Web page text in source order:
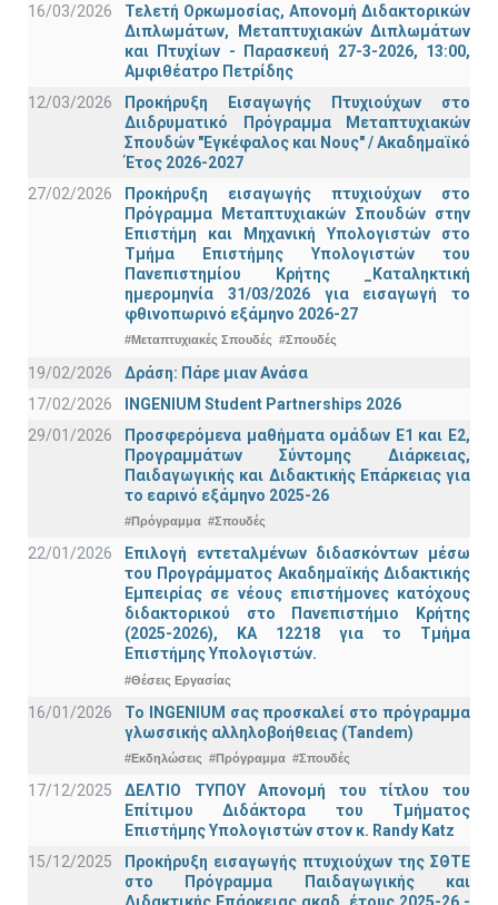
16/03/2026
Τελετή Ορκωμοσίας, Απονομή Διδακτορικών
Διπλωμάτων, Μεταπτυχιακών Διπλωμάτων
και Πτυχίων - Παρασκευή 27-3-2026, 13:00,
Αμφιθέατρο Πετρίδης
12/03/2026
Προκήρυξη Εισαγωγής Πτυχιούχων στο
Διιδρυματικό Πρόγραμμα Μεταπτυχιακών
Σπουδών "Εγκέφαλος και Νους" / Ακαδημαϊκό
Έτος 2026-2027
27/02/2026
Προκήρυξη εισαγωγής πτυχιούχων στo
Πρόγραμμα Μεταπτυχιακών Σπουδών στην
Επιστήμη και Μηχανική Υπολογιστών στο
Τμήμα Eπιστήμης Υπολογιστών του
Πανεπιστημίου Κρήτης _Καταληκτική
ημερομηνία 31/03/2026 για εισαγωγή το
φθινοπωρινό εξάμηνο 2026-27
#Μεταπτυχιακές Σπουδές #Σπουδές
19/02/2026
Δράση: Πάρε μιαν Ανάσα
17/02/2026
INGENIUM Student Partnerships 2026
29/01/2026
Προσφερόμενα μαθήματα ομάδων Ε1 και Ε2,
Προγραμμάτων Σύντομης Διάρκειας,
Παιδαγωγικής και Διδακτικής Επάρκειας για
το εαρινό εξάμηνο 2025-26
#Πρόγραμμα #Σπουδές
22/01/2026
Επιλογή εντεταλμένων διδασκόντων μέσω
του Προγράμματος Ακαδημαϊκής Διδακτικής
Εμπειρίας σε νέους επιστήμονες κατόχους
διδακτορικού στο Πανεπιστήμιο Κρήτης
(2025-2026), ΚΑ 12218 για το Τμήμα
Επιστήμης Υπολογιστών.
#Θέσεις Εργασίας
16/01/2026
Το INGENIUM σας προσκαλεί στο πρόγραμμα
γλωσσικής αλληλοβοήθειας (Tandem)
#Εκδηλώσεις #Πρόγραμμα #Σπουδές
17/12/2025
ΔΕΛΤΙΟ ΤΥΠΟΥ Απονομή του τίτλου του
Επίτιμου Διδάκτορα του Τμήματος
Επιστήμης Υπολογιστών στον κ. Randy Katz
15/12/2025
Προκήρυξη εισαγωγής πτυχιούχων της ΣΘΤΕ
στο Πρόγραμμα Παιδαγωγικής και